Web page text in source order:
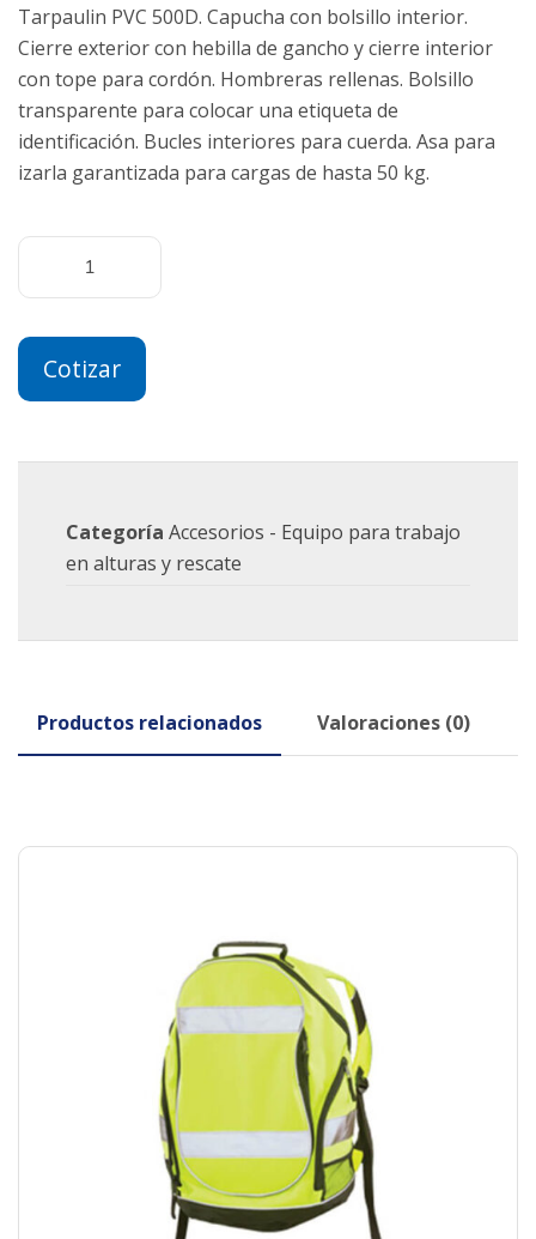
Tarpaulin PVC 500D. Capucha con bolsillo interior.
Cierre exterior con hebilla de gancho y cierre interior
con tope para cordón. Hombreras rellenas. Bolsillo
transparente para colocar una etiqueta de
identificación. Bucles interiores para cuerda. Asa para
izarla garantizada para cargas de hasta 50 kg.
Cotizar
Categoría Accesorios - Equipo para trabajo
en alturas y rescate
Productos relacionados Valoraciones (0)